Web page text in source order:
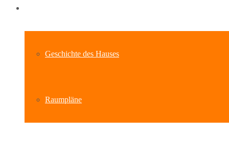
Geschichte des Hauses
Raumpläne